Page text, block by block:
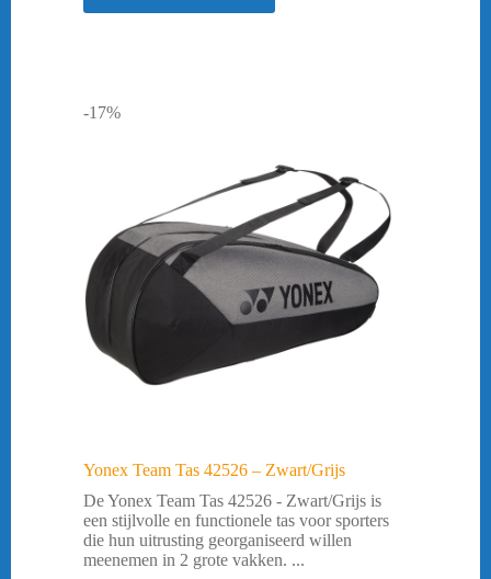
-17%
Yonex Team Tas 42526 – Zwart/Grijs
De Yonex Team Tas 42526 - Zwart/Grijs is
een stijlvolle en functionele tas voor sporters
die hun uitrusting georganiseerd willen
meenemen in 2 grote vakken. ...